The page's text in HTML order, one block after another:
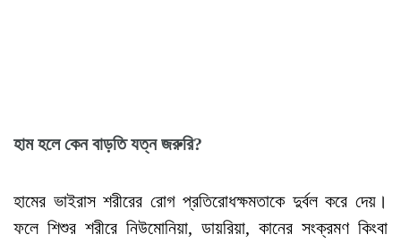
হাম হলে কেন বাড়তি যত্ন জরুরি?
হামের ভাইরাস শরীরের রোগ প্রতিরোধক্ষমতাকে দুর্বল করে দেয়।
ফলে শিশুর শরীরে নিউমোনিয়া, ডায়রিয়া, কানের সংক্রমণ কিংবা